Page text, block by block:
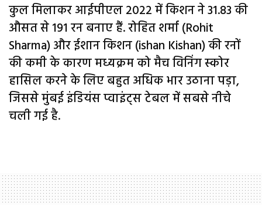
कुल मिलाकर आईपीएल 2022 में किशन ने 31.83 की
औसत से 191 रन बनाए हैं. रोहित शर्मा (Rohit
Sharma) और ईशान किशन (ishan Kishan) की रनों
की कमी के कारण मध्यक्रम को मैच विनिंग स्कोर
हासिल करने के लिए बहुत अधिक भार उठाना पड़ा,
जिससे मुंबई इंडियंस प्वाइंट्स टेबल में सबसे नीचे
चली गई है.